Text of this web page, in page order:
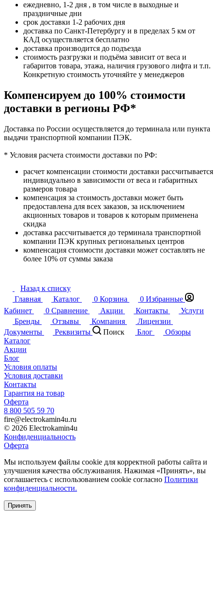
ежедневно, 1-2 дня , в том числе в выходные и
праздничные дни
срок доставки 1-2 рабочих дня
доставка по Санкт-Петербургу и в пределах 5 км от
КАД осуществляется бесплатно
доставка производится до подъезда
стоимость разгрузки и подъёма зависит от веса и
габаритов товара, этажа, наличия грузового лифта и т.п.
Конкретную стоимость уточняйте у менеджеров
Компенсируем до 100% стоимости
доставки в регионы РФ*
Доставка по России осуществляется до терминала или пункта
выдачи транспортной компании ПЭК.
* Условия расчета стоимости доставки по РФ:
расчет компенсации стоимости доставки рассчитывается
индивидуально в зависимости от веса и габаритных
размеров товара
компенсация за стоимость доставки может быть
предоставлена для всех заказов, за исключением
акционных товаров и товаров к которым применена
скидка
доставка рассчитывается до терминала транспортной
компании ПЭК крупных региональных центров
компенсация стоимости доставки может составлять не
более 10% от суммы заказа
Назад к списку
Главная
Каталог 0 Корзина 0 Избранные
Кабинет
0 Сравнение Акции Контакты
Услуги
Бренды
Отзывы Компания
Лицензии
Документы
Реквизиты Поиск Блог
Обзоры
Каталог
Акции
Блог
Условия оплаты
Условия доставки
Контакты
Гарантия на товар
Оферта
8 800 505 59 70
fire@electrokamin4u.ru
© 2026 Electrokamin4u
Конфиденциальность
Оферта
Мы используем файлы cookie для корректной работы сайта и
улучшения качества обслуживания. Нажимая «Принять», вы
соглашаетесь с использованием cookie согласно Политики
конфиденциальности.
Принять